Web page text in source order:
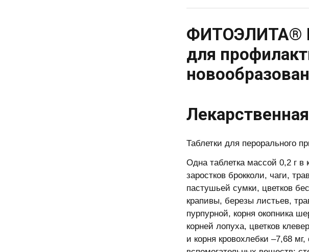
ФИТОЭЛИТА®
для
Таблетки для перорального
Одна таблетка массой 0,2 г в
заростков брокколи, чаги,
пастушьей сумки, цветков
крапивы, березы листьев,
пурпурной, корня окопника
корней лопуха, цветков
и корня кровохлебки –7,68